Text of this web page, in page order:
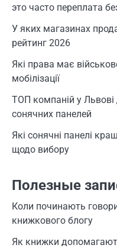
это часто переплата
У яких магазинах
рейтинг 2026
Які права має
мобілізації
ТОП компаній у
сонячних панелей
Які сонячні панелі
щодо вибору
Полезные
Коли починають
книжкового блогу
Як книжки